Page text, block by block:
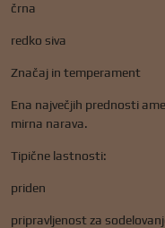
črna
redko siva
Značaj in temperament
Ena največjih prednosti
mirna narava.
Tipične lastnosti:
priden
pripravljenost za